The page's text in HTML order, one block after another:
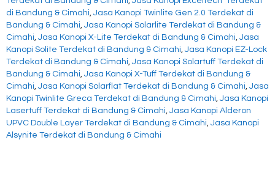
di Bandung & Cimahi, Jasa Kanopi Twinlite Gen 2.0 Terdekat di
Bandung & Cimahi, Jasa Kanopi Solarlite Terdekat di Bandung &
Cimahi, Jasa Kanopi X-Lite Terdekat di Bandung & Cimahi, Jasa
Kanopi Solite Terdekat di Bandung & Cimahi, Jasa Kanopi EZ-Lock
Terdekat di Bandung & Cimahi, Jasa Kanopi Solartuff Terdekat di
Bandung & Cimahi, Jasa Kanopi X-Tuff Terdekat di Bandung &
Cimahi, Jasa Kanopi Solarflat Terdekat di Bandung & Cimahi, Jasa
Kanopi Twinlite Greca Terdekat di Bandung & Cimahi, Jasa Kanopi
Lasertuff Terdekat di Bandung & Cimahi, Jasa Kanopi Alderon
UPVC Double Layer Terdekat di Bandung & Cimahi, Jasa Kanopi
Alsynite Terdekat di Bandung & Cimahi